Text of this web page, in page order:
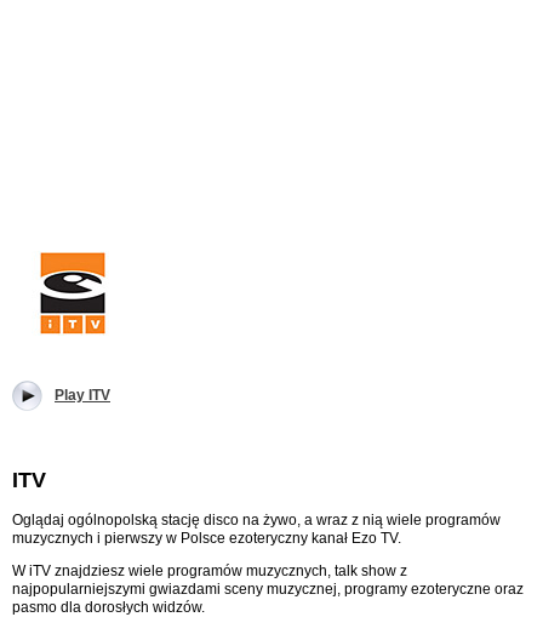
Play ITV
ITV
Oglądaj ogólnopolską stację disco na żywo, a wraz z nią wiele programów
muzycznych i pierwszy w Polsce ezoteryczny kanał Ezo TV.
W iTV znajdziesz wiele programów muzycznych, talk show z
najpopularniejszymi gwiazdami sceny muzycznej, programy ezoteryczne oraz
pasmo dla dorosłych widzów.